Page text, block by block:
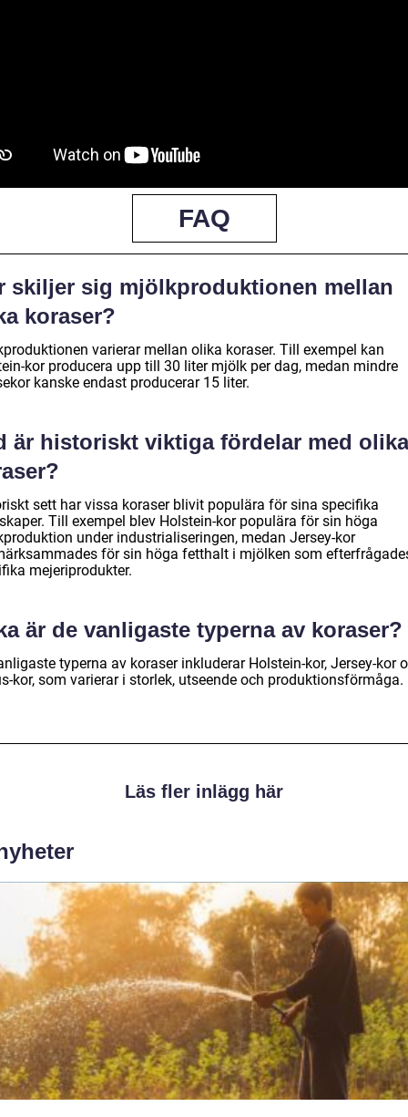
FAQ
skiljer sig mjölkproduktionen mellan
koraser?
varierar mellan olika koraser. Till exempel kan
kor producera upp till 30 liter mjölk per dag, medan mindre
kanske endast producerar 15 liter.
är historiskt viktiga fördelar med olika
sett har vissa koraser blivit populära för sina specifika
Till exempel blev Holstein-kor populära för sin höga
under industrialiseringen, medan Jersey-kor
för sin höga fetthalt i mjölken som
mejeriprodukter.
är de vanligaste typerna av koraser?
typerna av koraser inkluderar Holstein-kor, Jersey-kor
kor, som varierar i storlek, utseende och produktionsförmåga.
Läs fler inlägg här